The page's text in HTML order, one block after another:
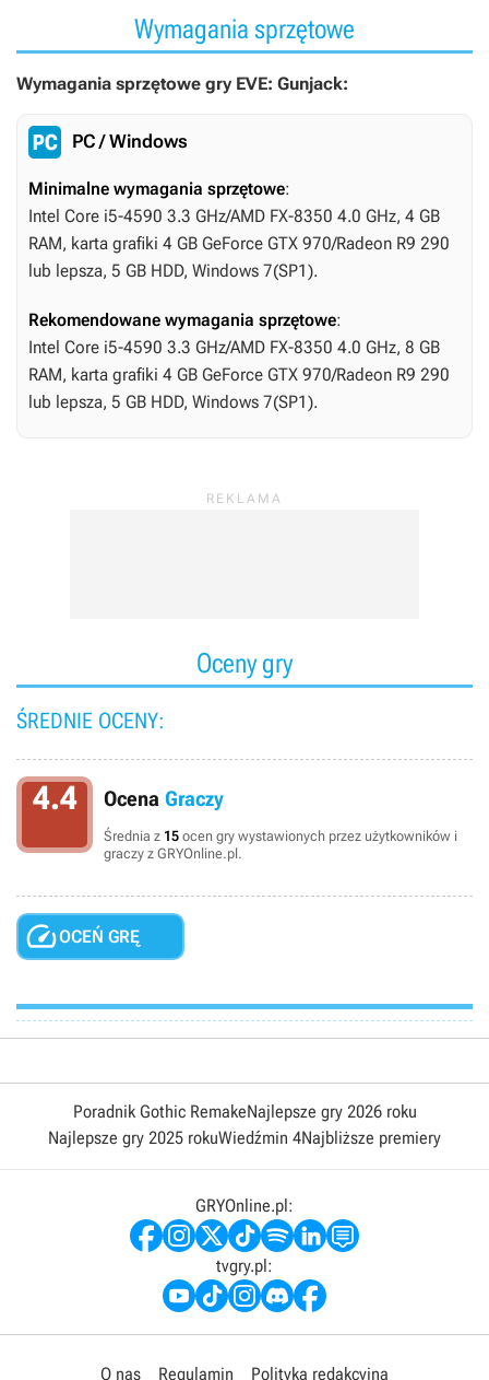
Wymagania sprzętowe
Wymagania sprzętowe gry EVE: Gunjack:
PC / Windows
Minimalne wymagania sprzętowe:
Intel Core i5-4590 3.3 GHz/AMD FX-8350 4.0 GHz, 4 GB
RAM, karta grafiki 4 GB GeForce GTX 970/Radeon R9 290
lub lepsza, 5 GB HDD, Windows 7(SP1).
Rekomendowane wymagania sprzętowe:
Intel Core i5-4590 3.3 GHz/AMD FX-8350 4.0 GHz, 8 GB
RAM, karta grafiki 4 GB GeForce GTX 970/Radeon R9 290
lub lepsza, 5 GB HDD, Windows 7(SP1).
Oceny gry
ŚREDNIE OCENY:
4.4 Ocena Graczy
Średnia z 15 ocen gry wystawionych przez użytkowników i
graczy z GRYOnline.pl.
OCEŃ GRĘ
Poradnik Gothic RemakeNajlepsze gry 2026 roku
Najlepsze gry 2025 rokuWiedźmin 4Najbliższe premiery
GRYOnline.pl:
tvgry.pl:
O nas Regulamin Polityka redakcyjna